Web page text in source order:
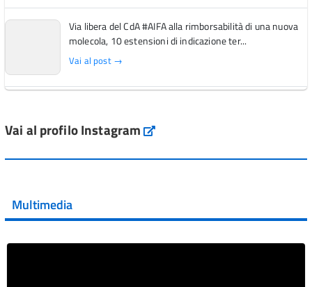
Via libera del CdA #AIFA alla rimborsabilità di una nuova
molecola, 10 estensioni di indicazione ter...
Vai al post →
Vai al post →
Vai al post →
Vai al profilo Instagram Instagram
Multimedia